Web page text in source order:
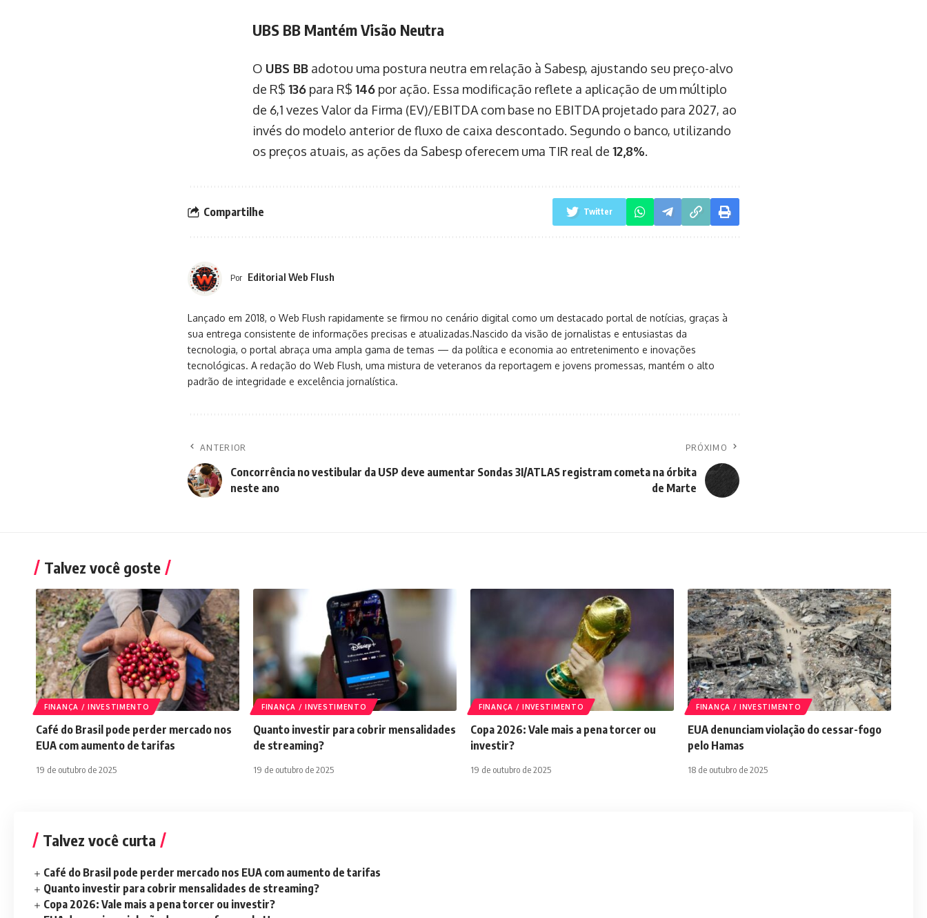
UBS BB Mantém Visão Neutra
O UBS BB adotou uma postura neutra em relação à Sabesp, ajustando seu preço-alvo
de R$ 136 para R$ 146 por ação. Essa modificação reflete a aplicação de um múltiplo
de 6,1 vezes Valor da Firma (EV)/EBITDA com base no EBITDA projetado para 2027, ao
invés do modelo anterior de fluxo de caixa descontado. Segundo o banco, utilizando
os preços atuais, as ações da Sabesp oferecem uma TIR real de 12,8%.
Compartilhe Twitter
Por Editorial Web Flush
Lançado em 2018, o Web Flush rapidamente se firmou no cenário digital como um destacado portal de notícias, graças à
sua entrega consistente de informações precisas e atualizadas.Nascido da visão de jornalistas e entusiastas da
tecnologia, o portal abraça uma ampla gama de temas — da política e economia ao entretenimento e inovações
tecnológicas. A redação do Web Flush, uma mistura de veteranos da reportagem e jovens promessas, mantém o alto
padrão de integridade e excelência jornalística.
ANTERIOR
Concorrência no vestibular da USP deve aumentar
neste ano
PRÓXIMO
Sondas 3I/ATLAS registram cometa na órbita
de Marte
Talvez você goste
FINANÇA / INVESTIMENTO
Café do Brasil pode perder mercado nos
EUA com aumento de tarifas
19 de outubro de 2025
FINANÇA / INVESTIMENTO
Quanto investir para cobrir mensalidades
de streaming?
19 de outubro de 2025
FINANÇA / INVESTIMENTO
Copa 2026: Vale mais a pena torcer ou
investir?
19 de outubro de 2025
FINANÇA / INVESTIMENTO
EUA denunciam violação do cessar-fogo
pelo Hamas
18 de outubro de 2025
Talvez você curta
Café do Brasil pode perder mercado nos EUA com aumento de tarifas
Quanto investir para cobrir mensalidades de streaming?
Copa 2026: Vale mais a pena torcer ou investir?